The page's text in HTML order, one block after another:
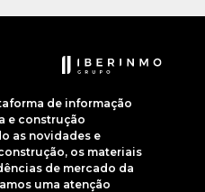
de informação
e construção
as novidades e
os materiais
de mercado da
uma atenção